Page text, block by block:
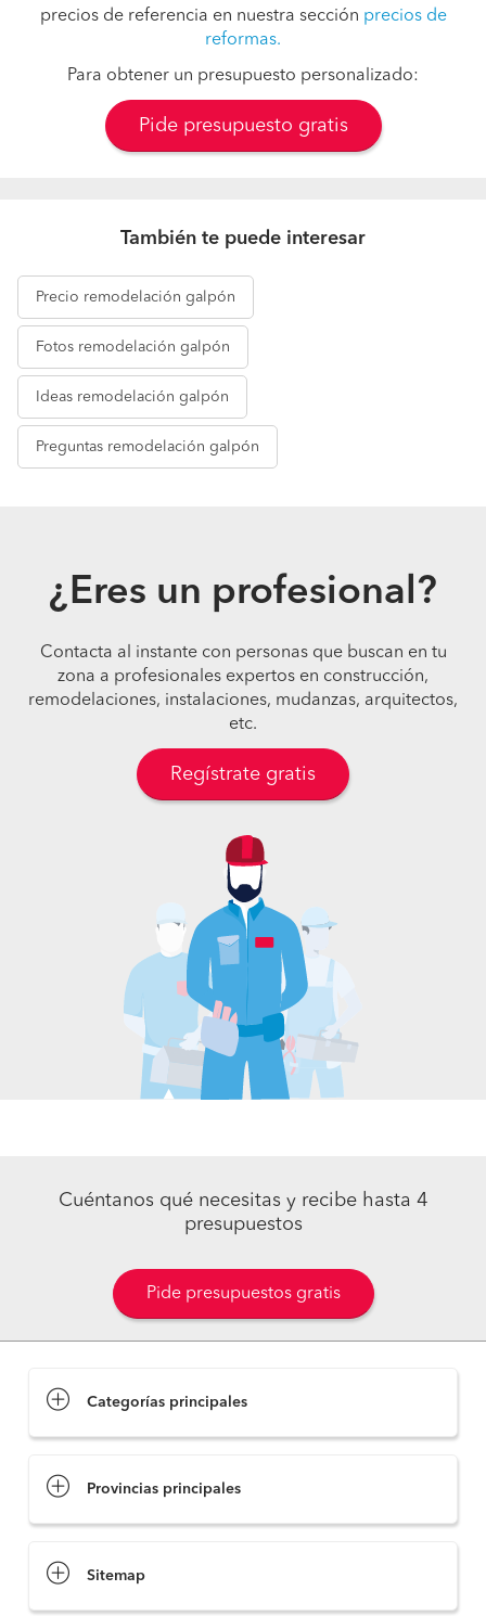
precios de referencia en nuestra sección precios de
reformas.
Para obtener un presupuesto personalizado:
Pide presupuesto gratis
También te puede interesar
Precio remodelación galpón
Fotos remodelación galpón
Ideas remodelación galpón
Preguntas remodelación galpón
¿Eres un profesional?
Contacta al instante con personas que buscan en tu
zona a profesionales expertos en construcción,
remodelaciones, instalaciones, mudanzas, arquitectos,
etc.
Regístrate gratis
Cuéntanos qué necesitas y recibe hasta 4
presupuestos
Pide presupuestos gratis
Categorías principales
Provincias principales
Sitemap